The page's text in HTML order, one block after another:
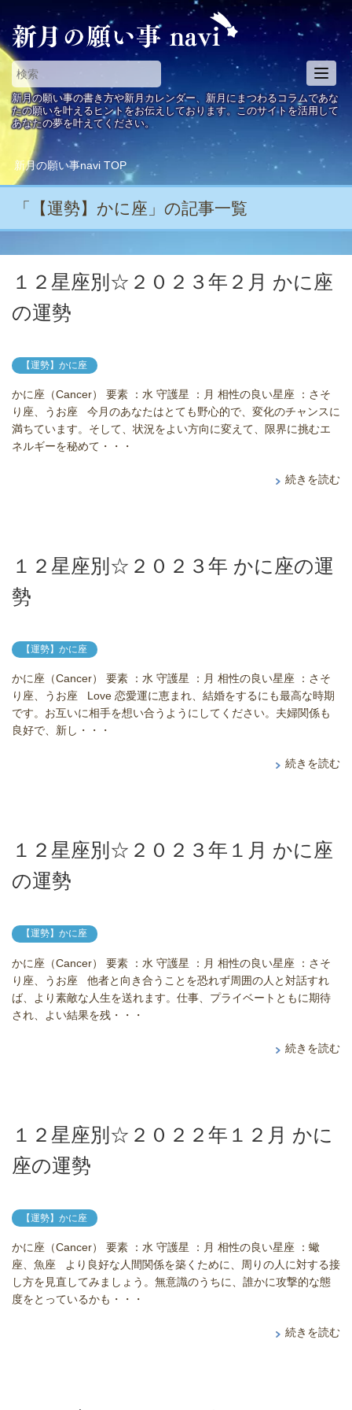
T
o
g
g
e
i
t
新月の願い事の書き方や新月カレンダー、新月にまつわるコラムであな
たの願いを叶えるヒントをお伝えしております。このサイトを活用して
あなたの夢を叶えてください。
新月の願い事navi TOP
「【運勢】かに座」の記事一覧
１２星座別☆２０２３年２月 かに座
の運勢
【運勢】かに座
かに座（Cancer） 要素 ：水 守護星 ：月 相性の良い星座 ：さそ
り座、うお座 今月のあなたはとても野心的で、変化のチャンスに
満ちています。そして、状況をよい方向に変えて、限界に挑むエ
ネルギーを秘めて・・・
続きを読む
１２星座別☆２０２３年 かに座の運
勢
【運勢】かに座
かに座（Cancer） 要素 ：水 守護星 ：月 相性の良い星座 ：さそ
り座、うお座 Love 恋愛運に恵まれ、結婚をするにも最高な時期
です。お互いに相手を想い合うようにしてください。夫婦関係も
良好で、新し・・・
続きを読む
１２星座別☆２０２３年１月 かに座
の運勢
【運勢】かに座
かに座（Cancer） 要素 ：水 守護星 ：月 相性の良い星座 ：さそ
り座、うお座 他者と向き合うことを恐れず周囲の人と対話すれ
ば、より素敵な人生を送れます。仕事、プライベートともに期待
され、よい結果を残・・・
続きを読む
１２星座別☆２０２２年１２月 かに
座の運勢
【運勢】かに座
かに座（Cancer） 要素 ：水 守護星 ：月 相性の良い星座 ：蠍
座、魚座 より良好な人間関係を築くために、周りの人に対する接
し方を見直してみましょう。無意識のうちに、誰かに攻撃的な態
度をとっているかも・・・
続きを読む